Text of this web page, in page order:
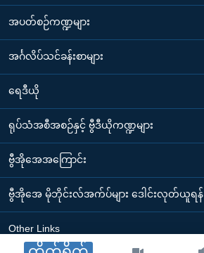
အပတ်စဉ်ကဏ္ဍများ
အင်္ဂလိပ်သင်ခန်းစာများ
ရေဒီယို
ရုပ်သံအစီအစဉ်နှင့် ဗွီဒီယိုကဏ္ဍများ
ဗွီအိုအေအကြောင်း
ဗွီအိုအေ မိုဘိုင်းလ်အက်ပ်များ ဒေါင်းလုတ်ယူရန်
Other Links